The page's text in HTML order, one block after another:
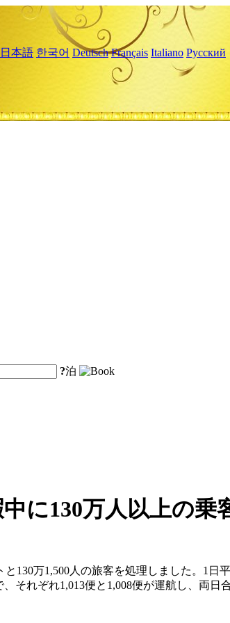
日本語 한국어 Deutsch Français Italiano Русский
?泊
に130万人以上の乗
130万1,500人の旅客を処理しました。1
それぞれ1,013便と1,008便が運航し、両日